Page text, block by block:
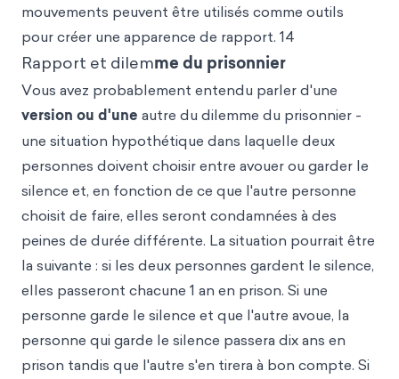
mouvements peuvent être utilisés comme outils
pour créer une apparence de rapport. 14
Rapport et dilemme du prisonnier
Vous avez probablement entendu parler d'une
version ou d'une autre du dilemme du prisonnier -
une situation hypothétique dans laquelle deux
personnes doivent choisir entre avouer ou garder le
silence et, en fonction de ce que l'autre personne
choisit de faire, elles seront condamnées à des
peines de durée différente. La situation pourrait être
la suivante : si les deux personnes gardent le silence,
elles passeront chacune 1 an en prison. Si une
personne garde le silence et que l'autre avoue, la
personne qui garde le silence passera dix ans en
prison tandis que l'autre s'en tirera à bon compte. Si